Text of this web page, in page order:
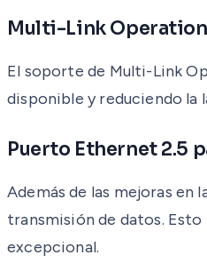
Multi-Link Operation
El soporte de Multi-Link
disponible y reduciendo la
Puerto Ethernet 2.5
Además de las mejoras
transmisión de datos.
excepcional.